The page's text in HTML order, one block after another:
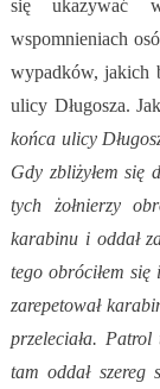
się ukazywać
wspomnieniach
wypadków, jakich
ulicy Długosza.
końca ulicy
Gdy zbliżyłem się
tych żołnierzy
karabinu i oddał
tego obróciłem się
zarepetował
przeleciała.
tam oddał szereg